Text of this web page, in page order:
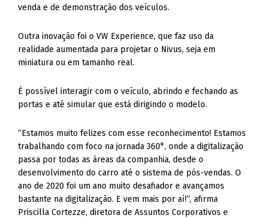
venda e de demonstração dos veículos.
Outra inovação foi o VW Experience, que faz uso da
realidade aumentada para projetar o Nivus, seja em
miniatura ou em tamanho real.
É possível interagir com o veículo, abrindo e fechando as
portas e até simular que está dirigindo o modelo.
“Estamos muito felizes com esse reconhecimento! Estamos
trabalhando com foco na jornada 360°, onde a digitalização
passa por todas as áreas da companhia, desde o
desenvolvimento do carro até o sistema de pós-vendas. O
ano de 2020 foi um ano muito desafiador e avançamos
bastante na digitalização. E vem mais por aí!”, afirma
Priscilla Cortezze, diretora de Assuntos Corporativos e